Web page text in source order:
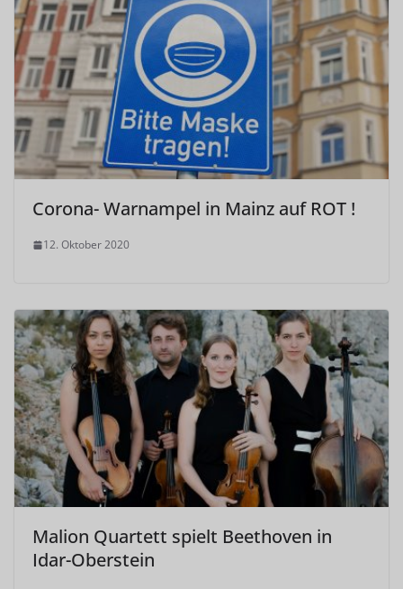
Corona- Warnampel in Mainz auf ROT !
12. Oktober 2020
Malion Quartett spielt Beethoven in
Idar-Oberstein